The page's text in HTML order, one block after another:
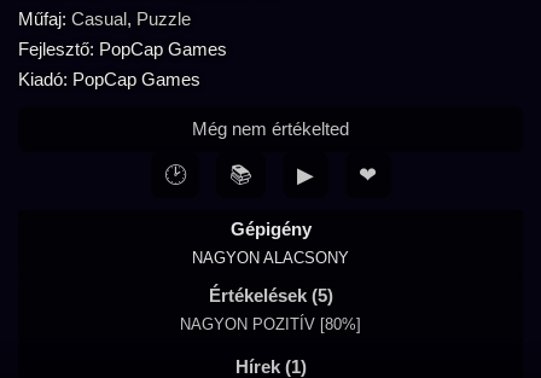
Műfaj: Casual, Puzzle
Fejlesztő: PopCap Games
Kiadó: PopCap Games
Gépigény
NAGYON ALACSONY
Értékelések (5)
NAGYON POZITÍV [80%]
Hírek (1)
Még nem értékelted
🕑 📚 ▶ ❤